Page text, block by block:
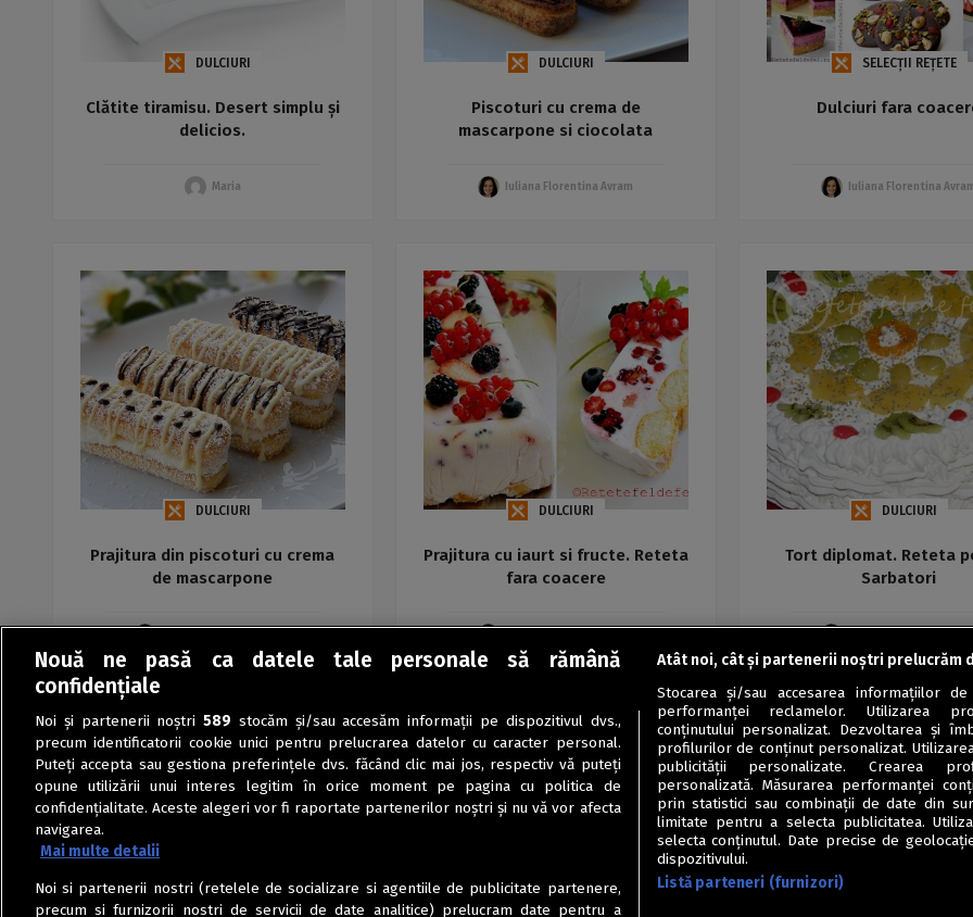
DULCIURI
Clătite tiramisu. Desert simplu și
delicios.
Maria
DULCIURI
Piscoturi cu crema de
mascarpone si ciocolata
Iuliana Florentina Avram
SELECȚII REȚETE
Dulciuri fara
Iuliana Florentina
DULCIURI
Prajitura din piscoturi cu crema
de mascarpone
DULCIURI
Prajitura cu iaurt si fructe. Reteta
fara coacere
DULCIURI
Tort diplomat. Reteta
Sarbatori
Nouă ne pasă ca datele tale personale să rămână
confidențiale
Noi și partenerii noștri589 stocăm și/sau accesăm informații pe dispozitivul dvs.,
precum identificatorii cookie unici pentru prelucrarea datelor cu caracter personal.
Puteți accepta sau gestiona preferințele dvs. făcând clic mai jos, respectiv vă puteți
opune utilizării unui interes legitim în orice moment pe pagina cu politica de
confidențialitate. Aceste alegeri vor fi raportate partenerilor noștri și nu vă vor afecta
navigarea.
Mai multe detalii
Noi si partenerii nostri (retelele de socializare si agentiile de publicitate partenere,
precum si furnizorii nostri de servicii de date analitice) prelucram date pentru a
Atât noi, cât și partenerii noștri prelucrăm
Stocarea și/sau accesarea informațiilor
performanței reclamelor. Utilizarea
conținutului personalizat. Dezvoltarea și
profilurilor de conținut personalizat.
publicității personalizate. Crearea
personalizată. Măsurarea performanței
prin statistici sau combinații de date din
limitate pentru a selecta publicitatea.
selecta conținutul. Date precise de
dispozitivului.
Listă parteneri (furnizori)